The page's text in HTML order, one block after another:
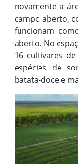
novamente a
campo aberto,
funcionam
aberto. No
16 cultivares
espécies de
batata-doce e